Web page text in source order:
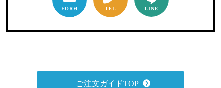
FORM TEL LINE
ご注文ガイドTOP